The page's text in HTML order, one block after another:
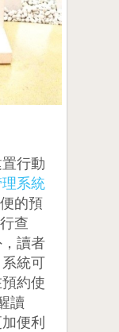
行動
系統
的預
查
讀者
統可
約使
讀
便利